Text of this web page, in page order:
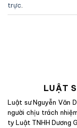
trực
LUẬT
Luật sư Nguyễn Văn
người chịu trách
ty Luật TNHH Dương